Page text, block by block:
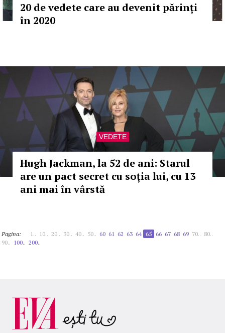
20 de vedete care au devenit părinți
în 2020
VEDETE
Hugh Jackman, la 52 de ani: Starul
are un pact secret cu soția lui, cu 13
ani mai în vârstă
Pagina: 1.. 10.. 20.. 30.. 40.. 50.. 60 61 62 63 64 65 66 67 68 69 70.. 80..
90.. 100.. 200..